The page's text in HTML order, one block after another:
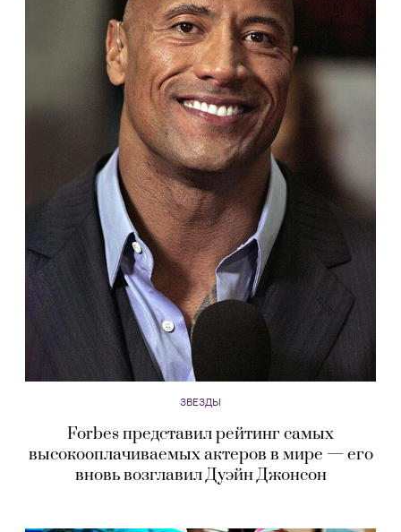
ЗВЕЗДЫ
Forbes представил рейтинг самых
высокооплачиваемых актеров в мире — его
вновь возглавил Дуэйн Джонсон